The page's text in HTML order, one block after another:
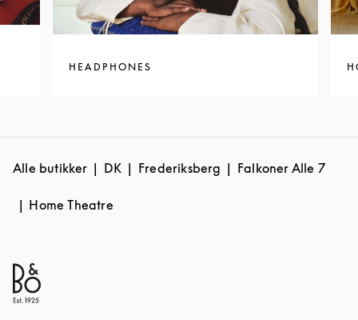
HEADPHONES
Alle butikker DK Frederiksberg Falkoner Alle 7
Home Theatre